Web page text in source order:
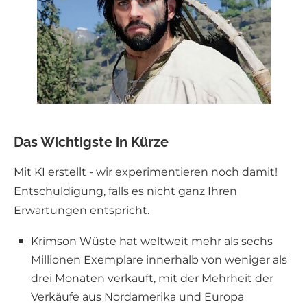
Das Wichtigste in Kürze
Mit KI erstellt - wir experimentieren noch damit!
Entschuldigung, falls es nicht ganz Ihren
Erwartungen entspricht.
Krimson Wüste hat weltweit mehr als sechs
Millionen Exemplare innerhalb von weniger als
drei Monaten verkauft, mit der Mehrheit der
Verkäufe aus Nordamerika und Europa